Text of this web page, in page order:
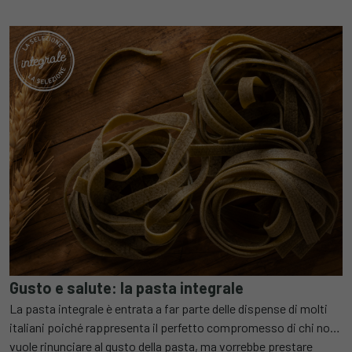
Gusto e salute: la pasta integrale
La pasta integrale è entrata a far parte delle dispense di molti
italiani poiché rappresenta il perfetto compromesso di chi non
vuole rinunciare al gusto della pasta, ma vorrebbe prestare